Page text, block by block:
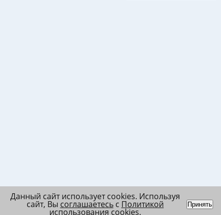
Данный сайт использует cookies. Используя
сайт, Вы соглашаетесьс Политикой
использования cookies.
Принять